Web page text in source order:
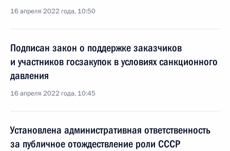
16 апреля 2022 года, 10:50
Подписан закон о поддержке заказчиков
и участников госзакупок в условиях санкционного
давления
16 апреля 2022 года, 10:45
Установлена административная ответственность
за публичное отождествление роли СССР